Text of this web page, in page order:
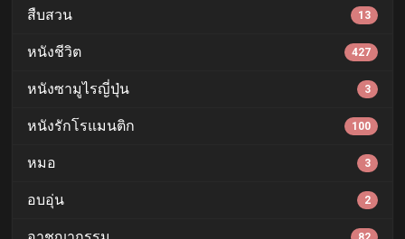
สืบสวน 13
หนังชีวิต 427
หนังซามูไรญี่ปุ่น 3
หนังรักโรแมนติก 100
หมอ 3
อบอุ่น 2